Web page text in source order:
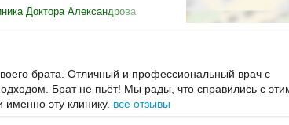
Доктора Александрова
брата. Отличный и профессиональный врач с
Брат не пьёт! Мы рады, что справились с
эту клинику. все отзывы